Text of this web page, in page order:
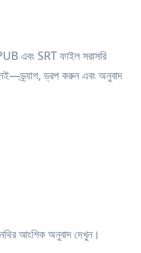
এবং SRT ফাইল সরাসরি
ড্রপ করুন এবং অনুবাদ
আংশিক অনুবাদ দেখুন।